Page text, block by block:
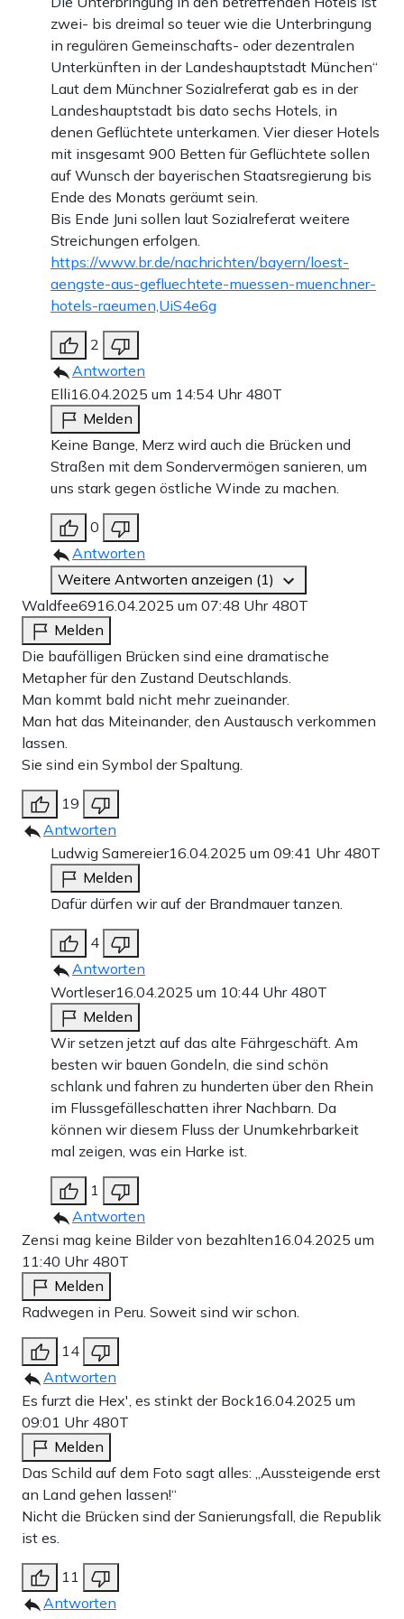
zwei- bis dreimal so teuer wie die Unterbringung
in regulären Gemeinschafts- oder dezentralen
Unterkünften in der Landeshauptstadt München“
Laut dem Münchner Sozialreferat gab es in der
Landeshauptstadt bis dato sechs Hotels, in
denen Geflüchtete unterkamen. Vier dieser Hotels
mit insgesamt 900 Betten für Geflüchtete sollen
auf Wunsch der bayerischen Staatsregierung bis
Ende des Monats geräumt sein.
Bis Ende Juni sollen laut Sozialreferat weitere
Streichungen erfolgen.
https://www.br.de/nachrichten/bayern/loest-
aengste-aus-gefluechtete-muessen-muenchner-
hotels-raeumen,UiS4e6g
2
Antworten
Elli16.04.2025 um 14:54 Uhr 480T
Melden
Keine Bange, Merz wird auch die Brücken und
Straßen mit dem Sondervermögen sanieren, um
uns stark gegen östliche Winde zu machen.
0
Antworten
Weitere Antworten anzeigen (1)
Waldfee6916.04.2025 um 07:48 Uhr 480T
Melden
Die baufälligen Brücken sind eine dramatische
Metapher für den Zustand Deutschlands.
Man kommt bald nicht mehr zueinander.
Man hat das Miteinander, den Austausch verkommen
lassen.
Sie sind ein Symbol der Spaltung.
19
Antworten
Ludwig Samereier16.04.2025 um 09:41 Uhr 480T
Melden
Dafür dürfen wir auf der Brandmauer tanzen.
4
Antworten
Wortleser16.04.2025 um 10:44 Uhr 480T
Melden
Wir setzen jetzt auf das alte Fährgeschäft. Am
besten wir bauen Gondeln, die sind schön
schlank und fahren zu hunderten über den Rhein
im Flussgefälleschatten ihrer Nachbarn. Da
können wir diesem Fluss der Unumkehrbarkeit
mal zeigen, was ein Harke ist.
1
Antworten
Zensi mag keine Bilder von bezahlten16.04.2025 um
11:40 Uhr 480T
Melden
Radwegen in Peru. Soweit sind wir schon.
14
Antworten
Es furzt die Hex', es stinkt der Bock16.04.2025 um
09:01 Uhr 480T
Melden
Das Schild auf dem Foto sagt alles: „Aussteigende erst
an Land gehen lassen!“
Nicht die Brücken sind der Sanierungsfall, die Republik
ist es.
11
Antworten